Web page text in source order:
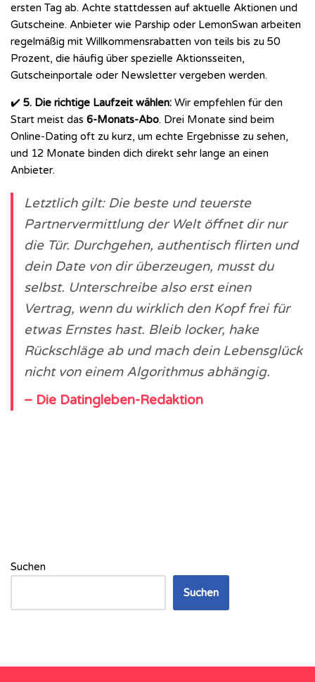
ersten Tag ab. Achte stattdessen auf aktuelle Aktionen und
Gutscheine. Anbieter wie Parship oder LemonSwan arbeiten
regelmäßig mit Willkommensrabatten von teils bis zu 50
Prozent, die häufig über spezielle Aktionsseiten,
Gutscheinportale oder Newsletter vergeben werden.
✔️ 5. Die richtige Laufzeit wählen: Wir empfehlen für den
Start meist das 6-Monats-Abo. Drei Monate sind beim
Online-Dating oft zu kurz, um echte Ergebnisse zu sehen,
und 12 Monate binden dich direkt sehr lange an einen
Anbieter.
Letztlich gilt: Die beste und teuerste
Partnervermittlung der Welt öffnet dir nur
die Tür. Durchgehen, authentisch flirten und
dein Date von dir überzeugen, musst du
selbst. Unterschreibe also erst einen
Vertrag, wenn du wirklich den Kopf frei für
etwas Ernstes hast. Bleib locker, hake
Rückschläge ab und mach dein Lebensglück
nicht von einem Algorithmus abhängig.
– Die Datingleben-Redaktion
Suchen
Suchen